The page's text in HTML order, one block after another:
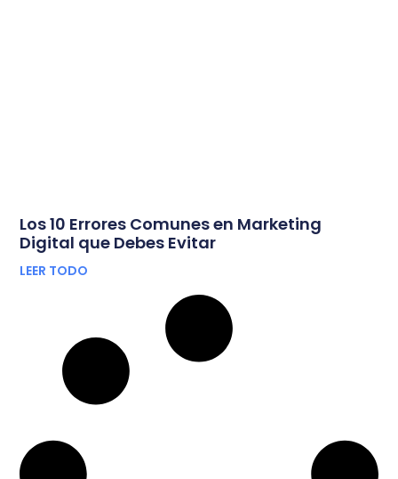
Los 10 Errores Comunes en Marketing
Digital que Debes Evitar
LEER TODO